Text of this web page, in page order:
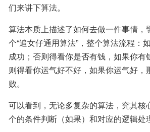
们来讲下算法。
算法本质上描述了如何去做一件事情，
个“追女仔通用算法”，整个算法流程：
成功；否则得看你是否有钱，如果你有
则得看你运气好不好，如果你运气好，
败。
可以看到，无论多复杂的算法，究其核
个的条件判断（如果）和对应的逻辑处